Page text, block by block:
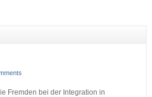
Fremden bei der Integration in